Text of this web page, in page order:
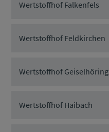
Wertstoffhof Falkenfels
Wertstoffhof Feldkirchen
Wertstoffhof Geiselhöring
Wertstoffhof Haibach